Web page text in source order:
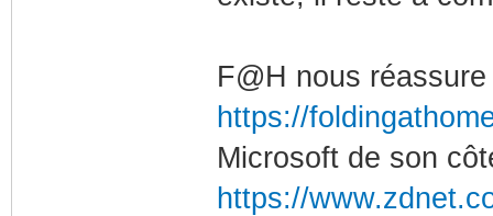
F@H nous
https://
Microsoft de son
https://